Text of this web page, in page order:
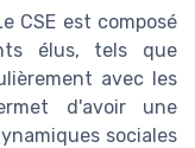
CSE est composé
élus, tels que
avec les
d'avoir une
sociales